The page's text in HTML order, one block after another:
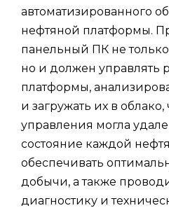
автоматизированного
нефтяной платформы.
панельный ПК не
но и должен управлять
платформы,
и загружать их в
управления могла
состояние каждой
обеспечивать
добычи, а также
диагностику и